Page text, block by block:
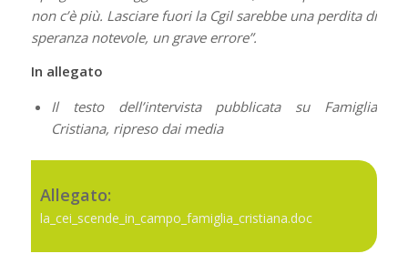
non c’è più. Lasciare fuori la Cgil sarebbe una perdita di
speranza notevole, un grave errore”.
In allegato
Il testo dell’intervista pubblicata su Famiglia
Cristiana, ripreso dai media
Allegato:
la_cei_scende_in_campo_famiglia_cristiana.doc